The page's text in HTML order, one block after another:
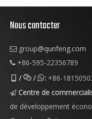
Nous contacter
 group@qunfeng.com
 +86-595-22356789
//: +86-
 Centre de
de développement